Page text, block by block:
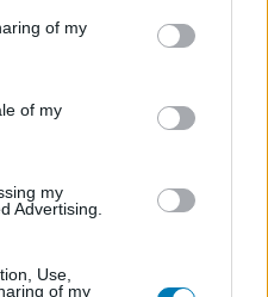
behaviour. You may click to
and its third-party tags to
purposes in below Google
of my
of my
my
Advertising.
Use,
of my
Jaszuke élete,
a mindennapi
izgalmas fantasy,
szuper az idő, és semmi